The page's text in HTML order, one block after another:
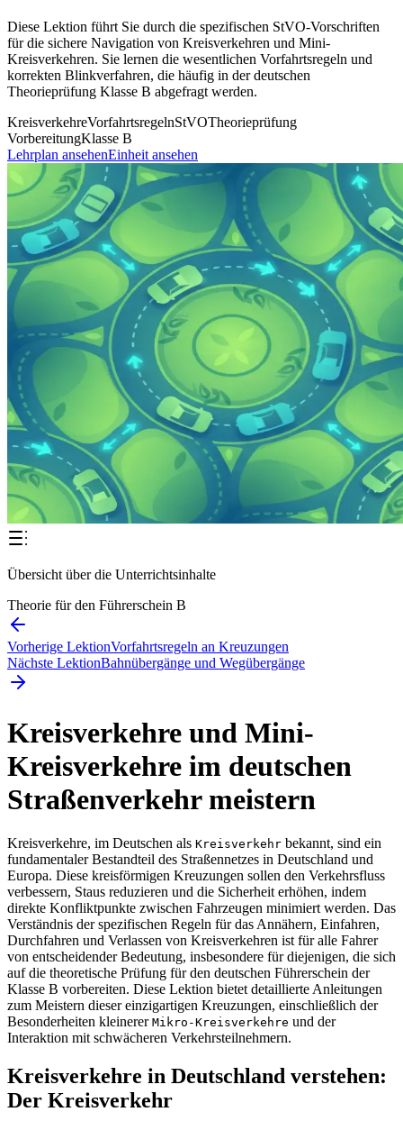
Diese Lektion führt Sie durch die spezifischen StVO-Vorschriften
für die sichere Navigation von Kreisverkehren und Mini-
Kreisverkehren. Sie lernen die wesentlichen Vorfahrtsregeln und
korrekten Blinkverfahren, die häufig in der deutschen
Theorieprüfung Klasse B abgefragt werden.
KreisverkehreVorfahrtsregelnStVOTheorieprüfung
VorbereitungKlasse B
Lehrplan ansehenEinheit ansehen
Übersicht über die Unterrichtsinhalte
Theorie für den Führerschein B
Vorherige LektionVorfahrtsregeln an Kreuzungen
Nächste LektionBahnübergänge und Wegübergänge
Kreisverkehre und Mini-
Kreisverkehre im deutschen
Straßenverkehr meistern
Kreisverkehre, im Deutschen als Kreisverkehr bekannt, sind ein
fundamentaler Bestandteil des Straßennetzes in Deutschland und
Europa. Diese kreisförmigen Kreuzungen sollen den Verkehrsfluss
verbessern, Staus reduzieren und die Sicherheit erhöhen, indem
direkte Konfliktpunkte zwischen Fahrzeugen minimiert werden. Das
Verständnis der spezifischen Regeln für das Annähern, Einfahren,
Durchfahren und Verlassen von Kreisverkehren ist für alle Fahrer
von entscheidender Bedeutung, insbesondere für diejenigen, die sich
auf die theoretische Prüfung für den deutschen Führerschein der
Klasse B vorbereiten. Diese Lektion bietet detaillierte Anleitungen
zum Meistern dieser einzigartigen Kreuzungen, einschließlich der
Besonderheiten kleinerer Mikro-Kreisverkehre und der
Interaktion mit schwächeren Verkehrsteilnehmern.
Kreisverkehre in Deutschland verstehen:
Der Kreisverkehr